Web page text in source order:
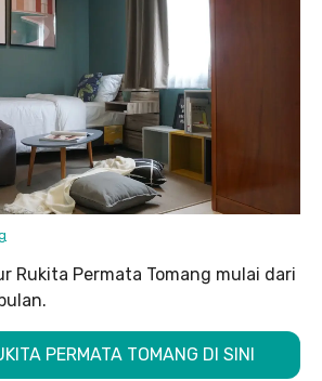
Rukita Permata Tomang mulai dari
PERMATA TOMANG DI SINI